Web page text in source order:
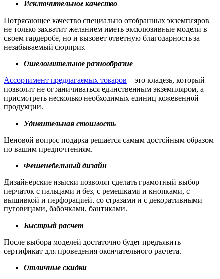
Исключительное качество
Потрясающее качество специально отобранных экземпляров
не только захватит желанием иметь эксклюзивные модели в
своем гардеробе, но и вызовет ответную благодарность за
незабываемый сюрприз.
Ошеломительное разнообразие
Ассортимент предлагаемых товаров – это кладезь, который
позволит не ограничиваться единственным экземпляром, а
присмотреть несколько необходимых единиц кожевенной
продукции.
Удивительная стоимость
Ценовой вопрос подарка решается самым достойным образом
по вашим предпочтениям.
Фешенебельный дизайн
Дизайнерские изыски позволят сделать грамотный выбор
перчаток с пальцами и без, с ремешками и кнопками, с
вышивкой и перфорацией, со стразами и с декоративными
пуговицами, бабочками, бантиками.
Быстрый расчет
После выбора моделей достаточно будет предъявить
сертификат для проведения окончательного расчета.
Отличные скидки